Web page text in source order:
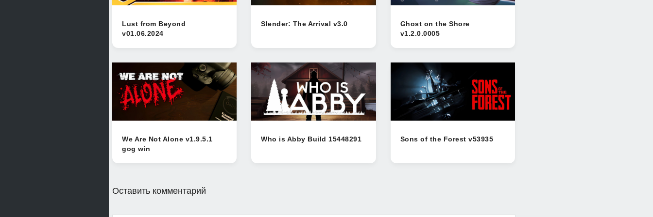
Lust from Beyond
v01.06.2024
Slender: The Arrival v3.0
Ghost on the Shore
v1.2.0.0005
We Are Not Alone v1.9.5.1
gog win
Who is Abby Build 15448291 Sons of the Forest v53935
Оставить комментарий